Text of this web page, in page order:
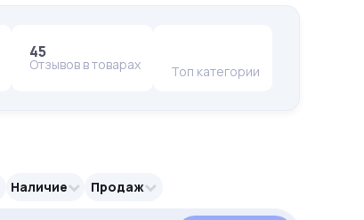
45
Отзывов в товарах Топ категории
Наличие Продаж